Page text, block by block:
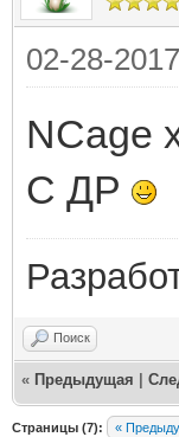
02-28-
NCage
С ДР
Поиск
« Предыдущая
Страницы (7): «